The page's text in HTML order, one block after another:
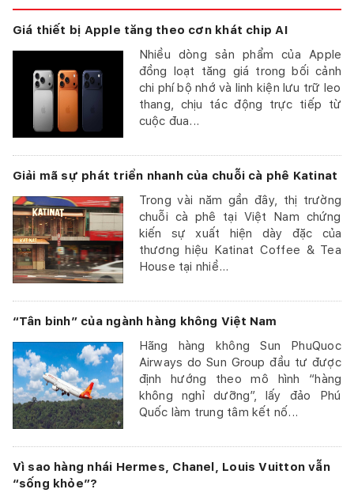
Giá thiết bị Apple tăng theo cơn khát chip AI
Nhiều dòng sản phẩm của Apple
đồng loạt tăng giá trong bối cảnh
chi phí bộ nhớ và linh kiện lưu trữ leo
thang, chịu tác động trực tiếp từ
cuộc đua...
Giải mã sự phát triển nhanh của chuỗi cà phê Katinat
Trong vài năm gần đây, thị trường
chuỗi cà phê tại Việt Nam chứng
kiến sự xuất hiện dày đặc của
thương hiệu Katinat Coffee & Tea
House tại nhiề...
“Tân binh” của ngành hàng không Việt Nam
Hãng hàng không Sun PhuQuoc
Airways do Sun Group đầu tư được
định hướng theo mô hình “hàng
không nghỉ dưỡng”, lấy đảo Phú
Quốc làm trung tâm kết nố...
Vì sao hàng nhái Hermes, Chanel, Louis Vuitton vẫn
“sống khỏe”?